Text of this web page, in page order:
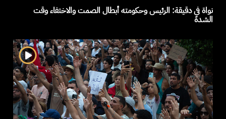
نواة في دقيقة: الرئيس وحكومته أبطال الصمت والاختفاء وقت
الشدة